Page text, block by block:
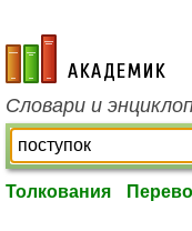
academic.ru
Словари и
Толкования